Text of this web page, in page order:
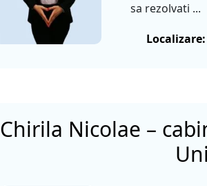
sa rezolvati ...
Chirila Nicolae –